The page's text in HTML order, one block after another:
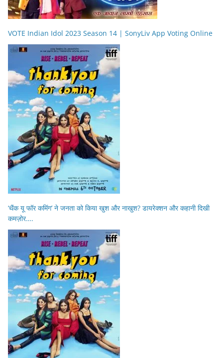
VOTE Indian Idol 2023 Season 14 | SonyLiv App Voting Online
‘थैंक यू फॉर कमिंग’ ने जनता को किया खुश और नाखुश? डायरेक्शन और कहानी दिखी
कमज़ोर….